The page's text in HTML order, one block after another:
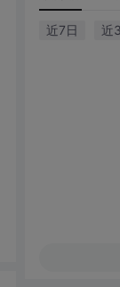
近7日 近